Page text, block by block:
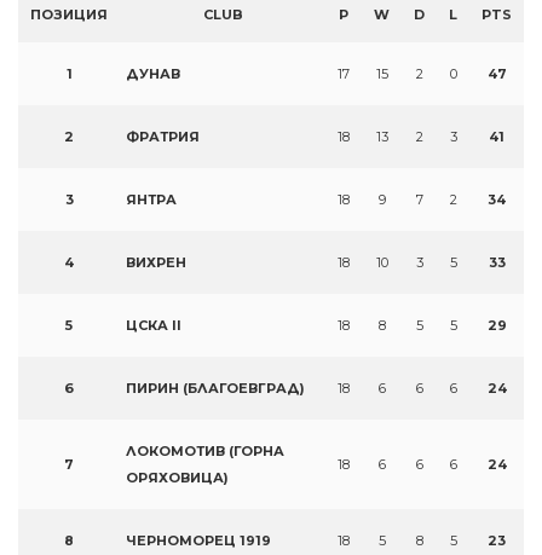
ПОЗИЦИЯ CLUB P W D L PTS
1 ДУНАВ 17 15 2 0 47
2 ФРАТРИЯ 18 13 2 3 41
3 ЯНТРА 18 9 7 2 34
4 ВИХРЕН 18 10 3 5 33
5 ЦСКА II 18 8 5 5 29
6 ПИРИН (БЛАГОЕВГРАД) 18 6 6 6 24
7
ЛОКОМОТИВ (ГОРНА
ОРЯХОВИЦА)
18 6 6 6 24
8 ЧЕРНОМОРЕЦ 1919 18 5 8 5 23